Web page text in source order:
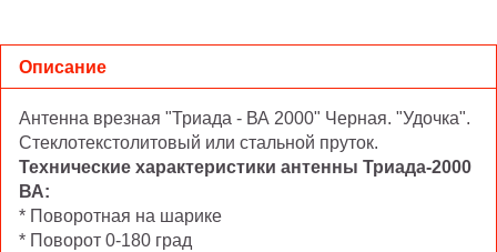
Описание
Антенна врезная "Триада - ВА 2000" Черная. "Удочка".
Стеклотекстолитовый или стальной пруток.
Технические характеристики антенны Триада-2000
ВА:
* Поворотная на шарике
* Поворот 0-180 град